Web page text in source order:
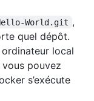
World.git ,
quel dépôt.
local
vous pouvez
s’exécute